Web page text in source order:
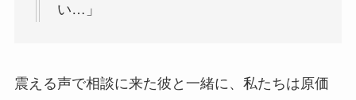
い…」
震える声で相談に来た彼と一緒に、私たちは原価